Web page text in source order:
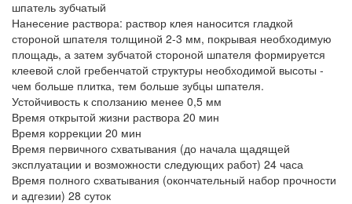
шпатель зубчатый
Нанесение раствора: раствор клея наносится гладкой
стороной шпателя толщиной 2-3 мм, покрывая необходимую
площадь, а затем зубчатой стороной шпателя формируется
клеевой слой гребенчатой структуры необходимой высоты -
чем больше плитка, тем больше зубцы шпателя.
Устойчивость к сползанию менее 0,5 мм
Время открытой жизни раствора 20 мин
Время коррекции 20 мин
Время первичного схватывания (до начала щадящей
эксплуатации и возможности следующих работ) 24 часа
Время полного схватывания (окончательный набор прочности
и адгезии) 28 суток